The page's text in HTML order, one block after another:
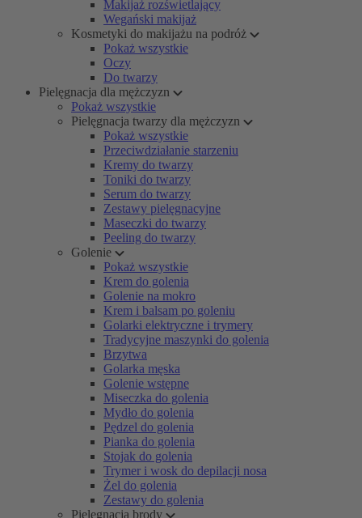
Makijaż rozświetlający
Wegański makijaż
Kosmetyki do makijażu na podróż
Pokaż wszystkie
Oczy
Do twarzy
Pielęgnacja dla mężczyzn
Pokaż wszystkie
Pielęgnacja twarzy dla mężczyzn
Pokaż wszystkie
Przeciwdziałanie starzeniu
Kremy do twarzy
Toniki do twarzy
Serum do twarzy
Zestawy pielęgnacyjne
Maseczki do twarzy
Peeling do twarzy
Golenie
Pokaż wszystkie
Krem do golenia
Golenie na mokro
Krem i balsam po goleniu
Golarki elektryczne i trymery
Tradycyjne maszynki do golenia
Brzytwa
Golarka męska
Golenie wstępne
Miseczka do golenia
Mydło do golenia
Pędzel do golenia
Pianka do golenia
Stojak do golenia
Trymer i wosk do depilacji nosa
Żel do golenia
Zestawy do golenia
Pielęgnacja brody